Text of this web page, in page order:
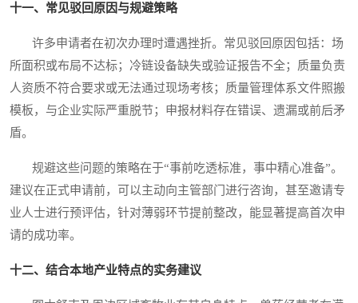
十一、常见驳回原因与规避策略
许多申请者在初次办理时遭遇挫折。常见驳回原因包括：场
所面积或布局不达标；冷链设备缺失或验证报告不全；质量负责
人资质不符合要求或无法通过现场考核；质量管理体系文件照搬
模板，与企业实际严重脱节；申报材料存在错误、遗漏或前后矛
盾。
规避这些问题的策略在于“事前吃透标准，事中精心准备”。
建议在正式申请前，可以主动向主管部门进行咨询，甚至邀请专
业人士进行预评估，针对薄弱环节提前整改，能显著提高首次申
请的成功率。
十二、结合本地产业特点的实务建议